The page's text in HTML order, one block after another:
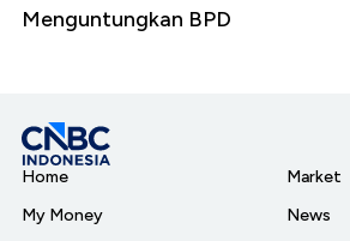
Menguntungkan BPD
Home
My Money
Market
News